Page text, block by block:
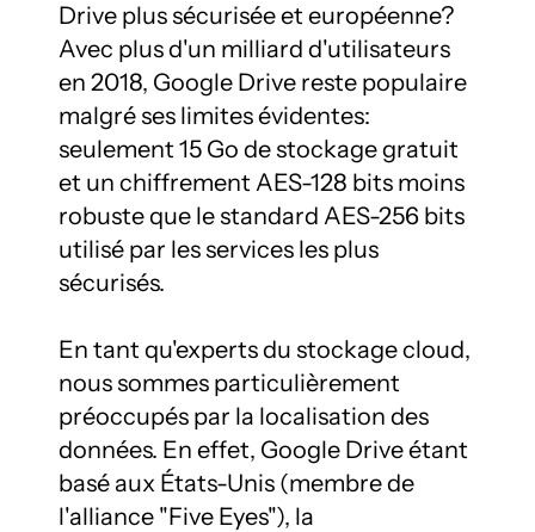
Drive plus sécurisée et européenne?
Avec plus d'un milliard d'utilisateurs
en 2018, Google Drive reste populaire
malgré ses limites évidentes:
seulement 15 Go de stockage gratuit
et un chiffrement AES-128 bits moins
robuste que le standard AES-256 bits
utilisé par les services les plus
sécurisés.
En tant qu'experts du stockage cloud,
nous sommes particulièrement
préoccupés par la localisation des
données. En effet, Google Drive étant
basé aux États-Unis (membre de
l'alliance "Five Eyes"), la